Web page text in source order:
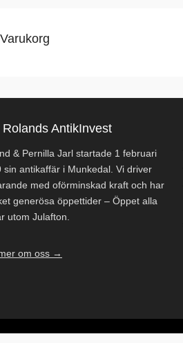
Varukorg
Rolands AntikInvest
& Pernilla Jarl startade 1 februari
sin antikaffär i Munkedal. Vi driver
med oförminskad kraft och har
generösa öppettider – Öppet alla
utom Julafton.
om oss →